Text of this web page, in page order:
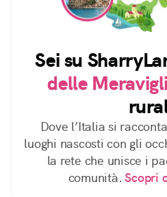
Sei su
delle
Dove l’Italia si
luoghi nascosti con gli
la rete che unisce i
comunità. Scopri